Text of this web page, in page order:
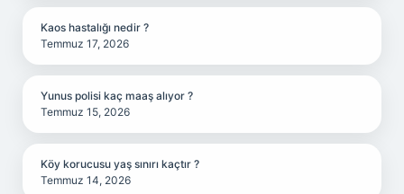
Kaos hastalığı nedir ?
Temmuz 17, 2026
Yunus polisi kaç maaş alıyor ?
Temmuz 15, 2026
Köy korucusu yaş sınırı kaçtır ?
Temmuz 14, 2026